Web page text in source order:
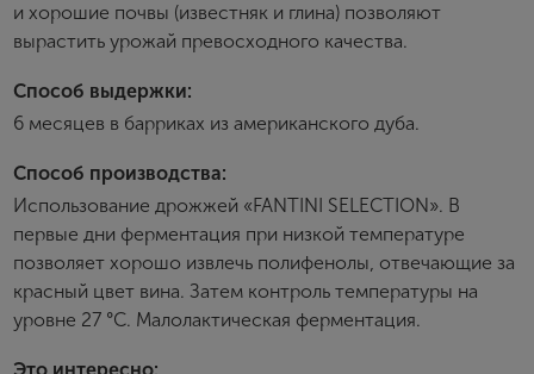
и хорошие почвы (известняк и глина) позволяют
вырастить урожай превосходного качества.
Способ выдержки:
6 месяцев в барриках из американского дуба.
Способ производства:
Использование дрожжей «FANTINI SELECTION». В
первые дни ферментация при низкой температуре
позволяет хорошо извлечь полифенолы, отвечающие за
красный цвет вина. Затем контроль температуры на
уровне 27 °C. Малолактическая ферментация.
Имя
E-mail
Пароль
Зарегистрироваться
Я согласен с условиямипользовательского